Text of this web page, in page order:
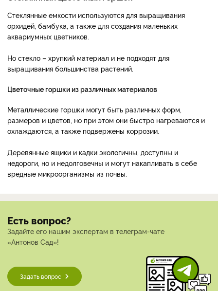
Стеклянные емкости используются для выращивания
орхидей, бамбука, а также для создания маленьких
аквариумных цветников.
Но стекло – хрупкий материал и не подходят для
выращивания большинства растений.
Цветочные горшки из различных материалов
Металлические горшки могут быть различных форм,
размеров и цветов, но при этом они быстро нагреваются и
охлаждаются, а также подвержены коррозии.
Деревянные ящики и кадки экологичны, доступны и
недороги, но и недолговечны и могут накапливать в себе
вредные микроорганизмы из почвы.
Есть вопрос?
Задайте его нашим экспертам в телеграм-чате
«Антонов Сад»!
Задать вопрос